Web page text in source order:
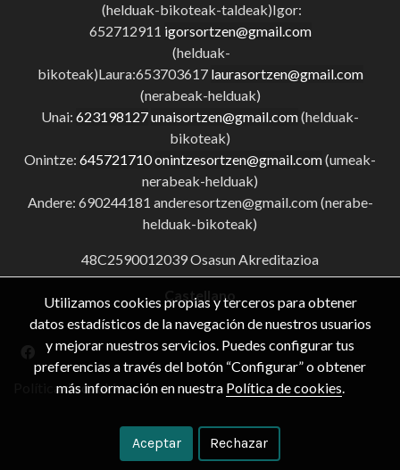
(helduak-bikoteak-taldeak)Igor:
652712911 igorsortzen@gmail.com
(helduak-
bikoteak)Laura:653703617 laurasortzen@gmail.com
(nerabeak-helduak)
Unai: 623198127unaisortzen@gmail.com(helduak-
bikoteak)
Onintze: 645721710onintzesortzen@gmail.com(umeak-
nerabeak-helduak)
Andere: 690244181 anderesortzen@gmail.com (nerabe-
helduak-bikoteak)
48C2590012039 Osasun Akreditazioa
Castellano
Política de cookies
Utilizamos cookies propias y terceros para obtener
datos estadísticos de la navegación de nuestros usuarios
y mejorar nuestros servicios. Puedes configurar tus
preferencias a través del botón “Configurar” o obtener
más información en nuestra Política de cookies.
Aceptar Rechazar